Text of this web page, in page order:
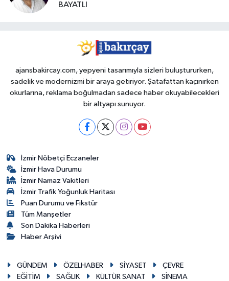
BAYATLI
ajansbakircay.com, yepyeni tasarımıyla sizleri buluştururken,
sadelik ve modernizmi bir araya getiriyor. Şatafattan kaçınırken
okurlarına, reklama boğulmadan sadece haber okuyabilecekleri
bir altyapı sunuyor.
İzmir Nöbetçi Eczaneler
İzmir Hava Durumu
İzmir Namaz Vakitleri
İzmir Trafik Yoğunluk Haritası
Puan Durumu ve Fikstür
Tüm Manşetler
Son Dakika Haberleri
Haber Arşivi
GÜNDEM ÖZELHABER SİYASET
ÇEVRE
EĞİTİM
SAĞLIK KÜLTÜR SANAT
SİNEMA